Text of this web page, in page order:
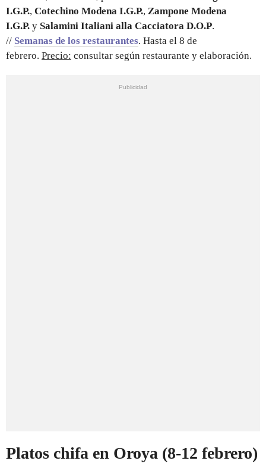
I.G.P., Cotechino Modena I.G.P., Zampone Modena
I.G.P. y Salamini Italiani alla Cacciatora D.O.P.
// Semanas de los restaurantes. Hasta el 8 de
febrero. Precio: consultar según restaurante y elaboración.
Platos chifa en Oroya (8-12 febrero)